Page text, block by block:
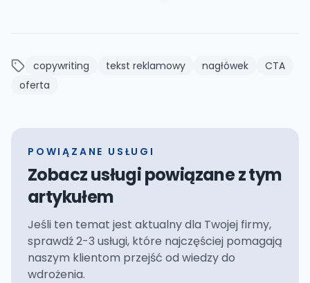
copywriting tekst reklamowy nagłówek
CTA
oferta
POWIĄZANE USŁUGI
Zobacz usługi powiązane z tym
artykułem
Jeśli ten temat jest aktualny dla Twojej firmy,
sprawdź 2-3 usługi, które najczęściej pomagają
naszym klientom przejść od wiedzy do
wdrożenia.